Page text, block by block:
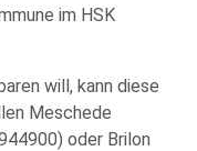
im HSK
will, kann diese
Meschede
oder Brilon